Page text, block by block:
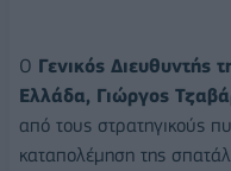
Ο Γενικός
Ελλάδα, Γιώργος
από τους στρατηγικούς
καταπολέμηση της